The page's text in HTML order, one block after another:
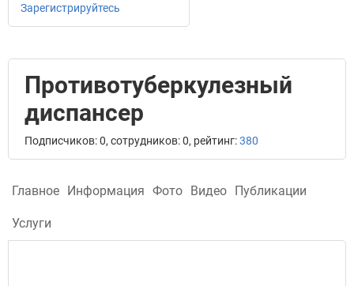
Зарегистрируйтесь
Противотуберкулезный
диспансер
Подписчиков: 0, сотрудников: 0, рейтинг:380
Главное Информация Фото Видео Публикации
Услуги